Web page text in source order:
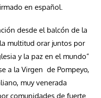
en español.
desde el balcón de la
multitud orar juntos por
y la paz en el mundo”
a la Virgen de Pompeyo,
muy venerada
comunidades de fuerte